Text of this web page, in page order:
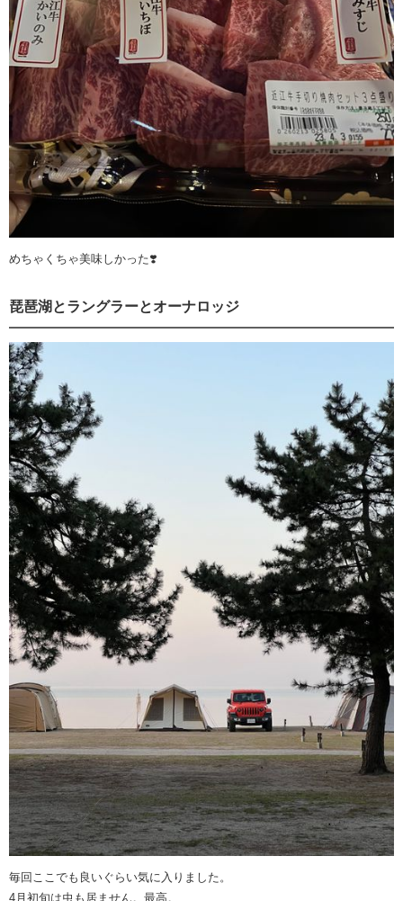
めちゃくちゃ美味しかった❣️
琵琶湖とラングラーとオーナロッジ
毎回ここでも良いぐらい気に入りました。
4月初旬は虫も居ません。最高。